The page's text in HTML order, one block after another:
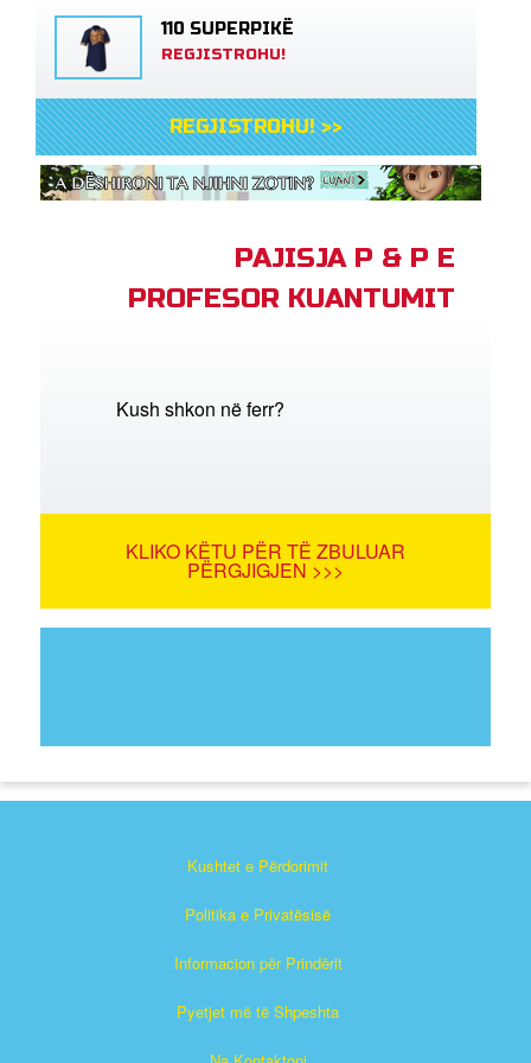
110 SUPERPIKË
REGJISTROHU!
REGJISTROHU! >>
PAJISJA P & P E
PROFESOR KUANTUMIT
Kush shkon në ferr?
KLIKO KËTU PËR TË ZBULUAR
PËRGJIGJEN >>>
Kushtet e Përdorimit
Politika e Privatësisë
Informacion për Prindërit
Pyetjet më të Shpeshta